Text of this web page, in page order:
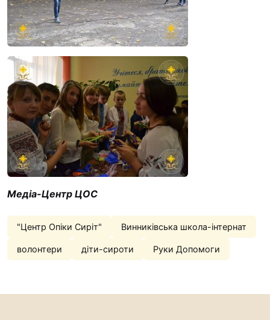
Медіа-Центр ЦОС
"Центр Опіки Сиріт" Винниківська школа-інтернат
волонтери діти-сироти Руки Допомоги